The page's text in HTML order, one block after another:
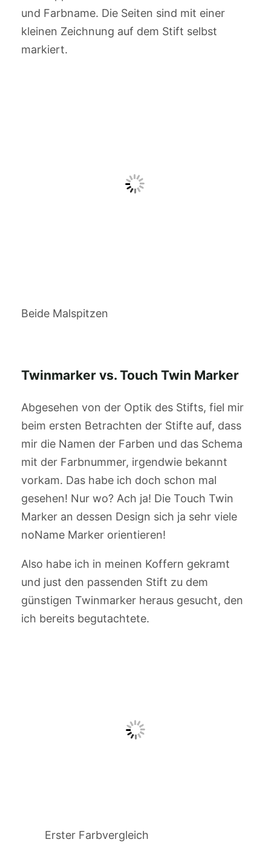
und Farbname. Die Seiten sind mit einer
kleinen Zeichnung auf dem Stift selbst
markiert.
Beide Malspitzen
Twinmarker vs. Touch Twin Marker
Abgesehen von der Optik des Stifts, fiel mir
beim ersten Betrachten der Stifte auf, dass
mir die Namen der Farben und das Schema
mit der Farbnummer, irgendwie bekannt
vorkam. Das habe ich doch schon mal
gesehen! Nur wo? Ach ja! Die Touch Twin
Marker an dessen Design sich ja sehr viele
noName Marker orientieren!
Also habe ich in meinen Koffern gekramt
und just den passenden Stift zu dem
günstigen Twinmarker heraus gesucht, den
ich bereits begutachtete.
Erster Farbvergleich